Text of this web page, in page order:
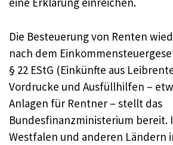
Die Besteuerung von Renten
nach dem
§ 22 EStG (Einkünfte aus
Vordrucke und Ausfüllhilfen –
Anlagen für Rentner – stellt das
Bundesfinanzministerium bereit.
Westfalen und anderen Ländern